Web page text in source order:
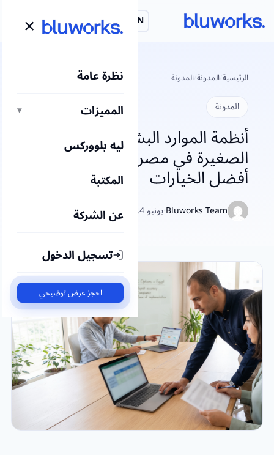
إلى EN احجز عرض توضيحي ×
نظرة عامة
المميزات
▾
ليه بلووركس
المكتبة
عن الشركة
تسجيل الدخول
احجز عرض توضيحي
الرئيسيةالمدونةالمدونة
المدونة
أنظمة الموارد البشرية للشركات
الصغيرة في مصر: مقارنة بين
أفضل الخيارات
Bluworks Teamيونيو 4, 2026